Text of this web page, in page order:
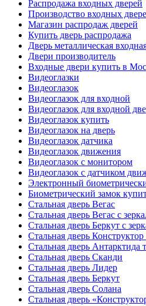
Распродажа входных дверей
Производство входных
Магазин распродаж дверей
Купить дверь распродажа
Дверь металлическая
Двери производитель
Входные двери купить в
Видеоглазки
Видеоглазок
Видеоглазок для входной
Видеоглазок для входной
Видеоглазок купить
Видеоглазок на дверь
Видеоглазок датчика
Видеоглазок движения
Видеоглазок с монитором
Видеоглазок с датчиком
Электронный
Биометрический замок
Стальная дверь Вегас
Стальная дверь Вегас с
Стальная дверь Беркут с
Стальная дверь
Стальная дверь Антарктида
Стальная дверь Сканди
Стальная дверь Лидер
Стальная дверь Беркут
Стальная дверь Солана
Стальная дверь